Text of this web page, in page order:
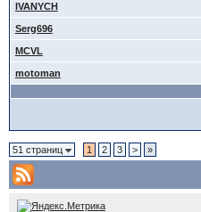
IVANYCH
Serg696
MCVL
motoman
51 страниц 1 2 3 > »